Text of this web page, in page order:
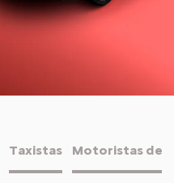
Taxistas Motoristas de